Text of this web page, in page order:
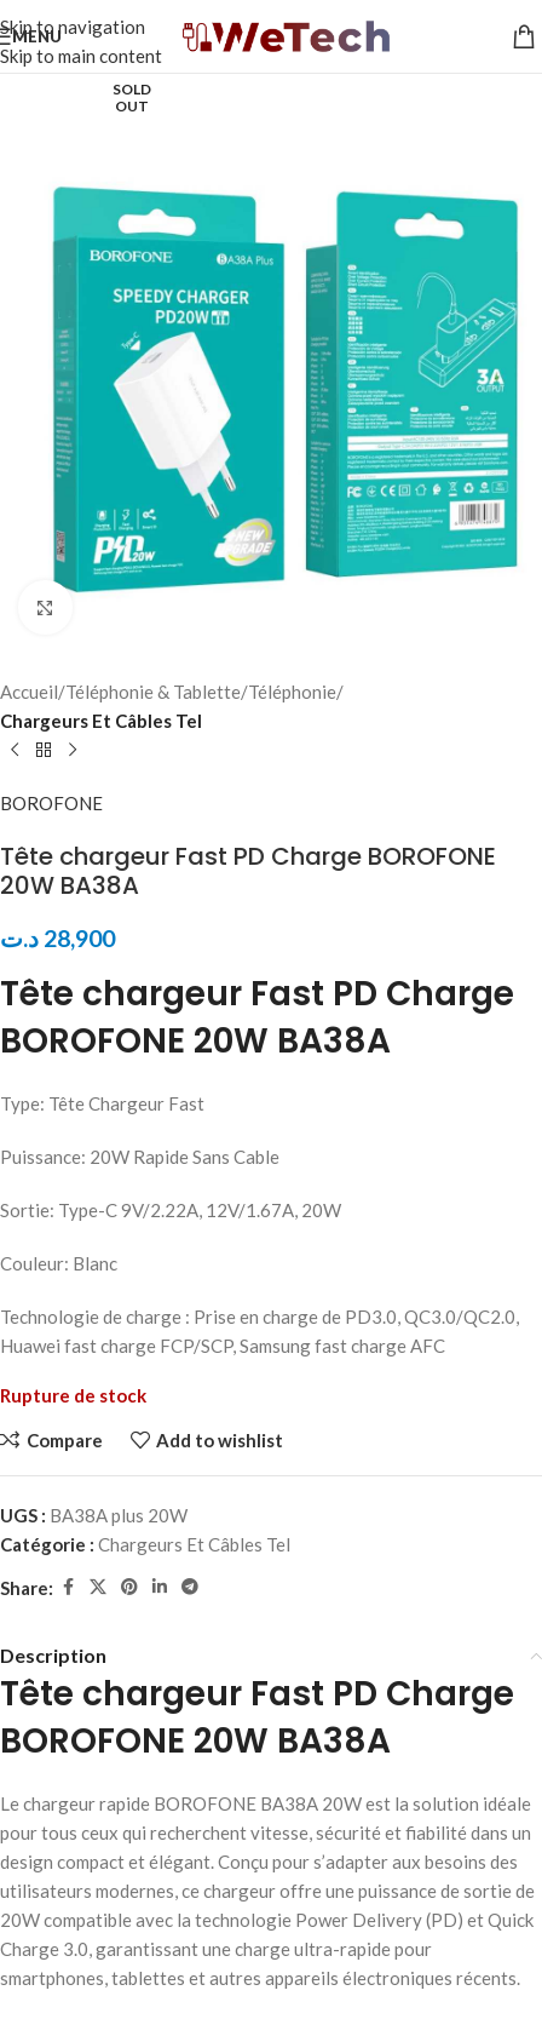
Skip to navigation
Skip to main content
MENU
SOLD
OUT
Accueil Téléphonie & Tablette Téléphonie
Chargeurs Et Câbles Tel
BOROFONE
Tête chargeur Fast PD Charge BOROFONE
20W BA38A
28,900 د.ت
Tête chargeur Fast PD Charge
BOROFONE 20W BA38A
Type: Tête Chargeur Fast
Puissance: 20W Rapide Sans Cable
Sortie: Type-C 9V/2.22A, 12V/1.67A, 20W
Couleur: Blanc
Technologie de charge : Prise en charge de PD3.0, QC3.0/QC2.0,
Huawei fast charge FCP/SCP, Samsung fast charge AFC
Rupture de stock
Compare Add to wishlist
UGS : BA38A plus 20W
Catégorie : Chargeurs Et Câbles Tel
Share:
Description
Tête chargeur Fast PD Charge
BOROFONE 20W BA38A
Le chargeur rapide BOROFONE BA38A 20W est la solution idéale
pour tous ceux qui recherchent vitesse, sécurité et fiabilité dans un
design compact et élégant. Conçu pour s’adapter aux besoins des
utilisateurs modernes, ce chargeur offre une puissance de sortie de
20W compatible avec la technologie Power Delivery (PD) et Quick
Charge 3.0, garantissant une charge ultra-rapide pour
smartphones, tablettes et autres appareils électroniques récents.